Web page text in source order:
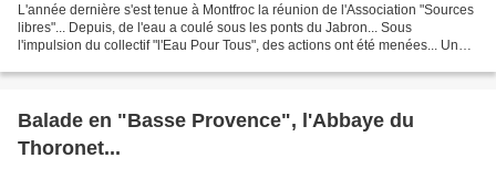
L'année dernière s'est tenue à Montfroc la réunion de l'Association "Sources
libres"... Depuis, de l'eau a coulé sous les ponts du Jabron... Sous
l'impulsion du collectif "l'Eau Pour Tous", des actions ont été menées... Une
Balade en "Basse Provence", l'Abbaye du
Thoronet...